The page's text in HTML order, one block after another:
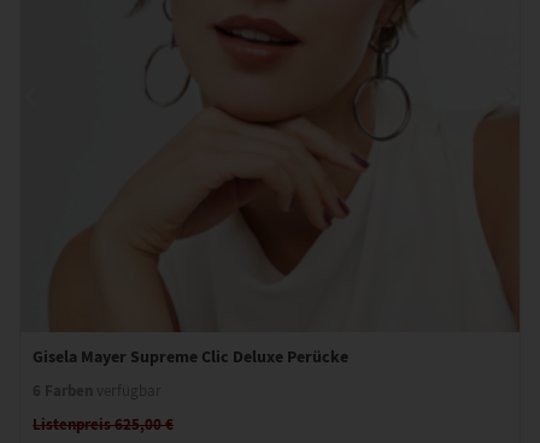
Gisela Mayer Supreme Clic Deluxe Perücke
Listenpreis 625,00 €